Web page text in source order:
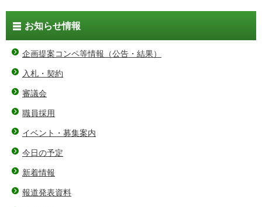
お知らせ情報
企画提案コンペ等情報（公告・結果）
入札・契約
審議会
職員採用
イベント・募集案内
今日の予定
新着情報
報道発表資料